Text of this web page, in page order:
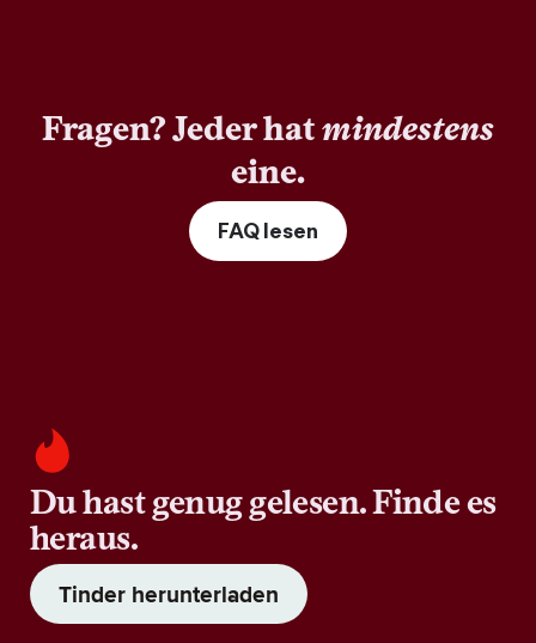
Fragen? Jeder hatmindestens
eine.
FAQ lesen
Du hast genug gelesen. Finde es
heraus.
Tinder herunterladen